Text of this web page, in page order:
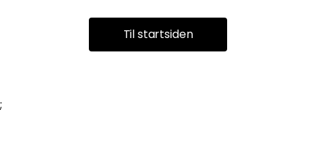
Til startsiden
;